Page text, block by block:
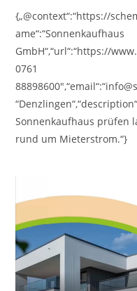
{„@context“:“https://
ame“:“Sonnenkaufhaus
GmbH“,“url“:“https://
0761
Sonnenkaufhaus prüfen
rund um Mieterstrom.“}